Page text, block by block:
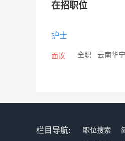
毒，达到除尘灭菌效果
小、恢复快，值得患者
的贵宾服务。医院实行
在招职位
护士
面议 全职 云南华宁
栏目导航: 职位搜索